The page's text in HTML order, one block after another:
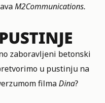
M2Communications.
zaboravljeni betonski
u pustinju na
filmaDina?